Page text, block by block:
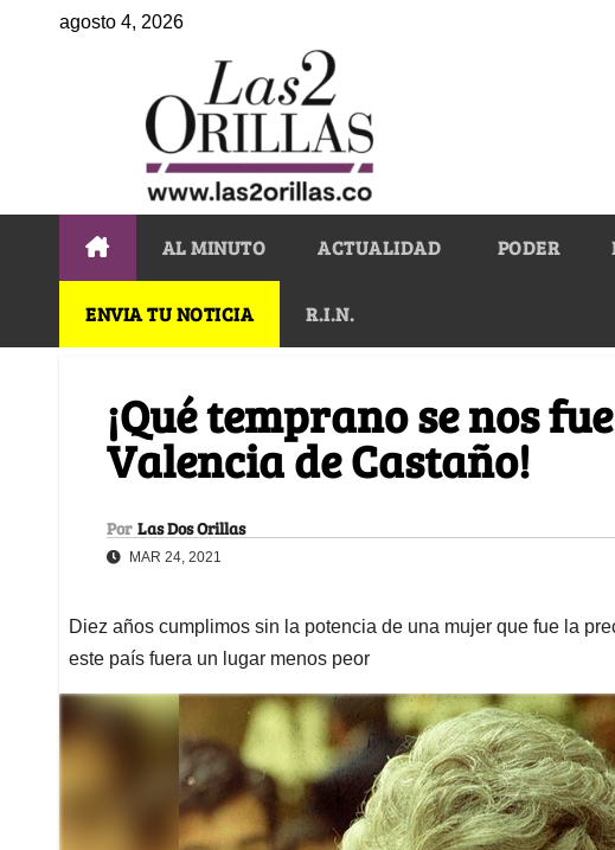
agosto 4, 2026
AL MINUTO ACTUALIDAD PODER
ENVIA TU NOTICIA R.I.N.
¡Qué temprano se nos
Valencia de Castaño!
Por Las Dos Orillas
MAR 24, 2021
Diez años cumplimos sin la potencia de una mujer que fue la
este país fuera un lugar menos peor